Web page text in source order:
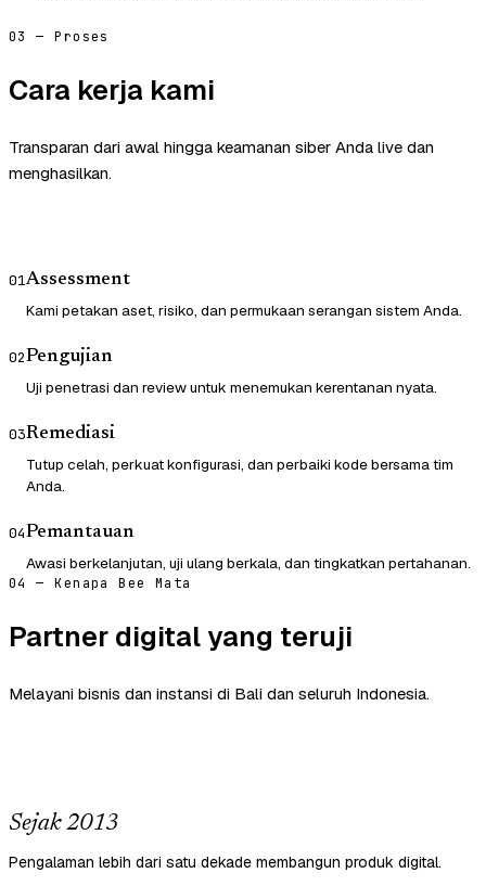
03 — Proses
Cara kerja kami
Transparan dari awal hingga keamanan siber Anda live dan
menghasilkan.
01Assessment
Kami petakan aset, risiko, dan permukaan serangan sistem Anda.
02Pengujian
Uji penetrasi dan review untuk menemukan kerentanan nyata.
03Remediasi
Tutup celah, perkuat konfigurasi, dan perbaiki kode bersama tim
Anda.
04Pemantauan
Awasi berkelanjutan, uji ulang berkala, dan tingkatkan pertahanan.
04 — Kenapa Bee Mata
Partner digital yang teruji
Melayani bisnis dan instansi di Bali dan seluruh Indonesia.
Sejak 2013
Pengalaman lebih dari satu dekade membangun produk digital.